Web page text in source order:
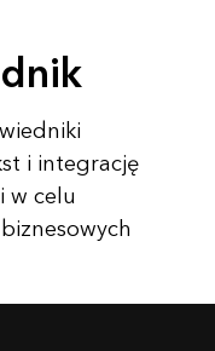
i integrację
w celu